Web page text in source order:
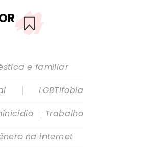
e familiar
|
LGBTIfobia
| Trabalho
na internet